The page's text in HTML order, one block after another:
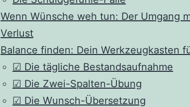
Wenn Wünsche weh tun: Der Umgang
Verlust
Balance finden: Dein Werkzeugkasten
☑ Die tägliche Bestandsaufnahme
☑ Die Zwei-Spalten-Übung
☑ Die Wunsch-Übersetzung